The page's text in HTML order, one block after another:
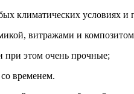
климатических условиях и
витражами и
при этом очень прочные;
временем.